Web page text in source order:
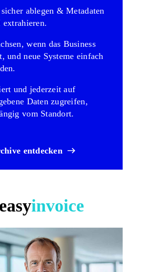
ablegen & Metadaten
wenn das Business
und neue Systeme einfach
und jederzeit auf
Daten zugreifen,
vom Standort.
entdecken
easyinvoice